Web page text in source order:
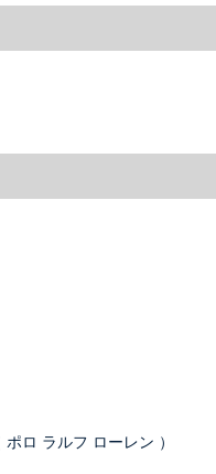
ロ ラルフ ローレン ）